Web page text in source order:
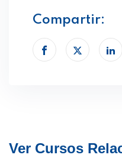
Compartir:
Ver Cursos